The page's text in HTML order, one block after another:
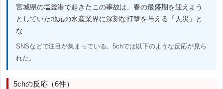
宮城県の塩釜港で起きたこの事故は、春の最盛期を迎えよう
としていた地元の水産業界に深刻な打撃を与える「人災」と
な
SNSなどで注目が集まっている。5chでは以下のような反応が見ら
れた。
5chの反応（6件）